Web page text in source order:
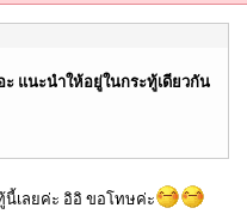
แนะนำให้อยู่ในกระทู้เดียวกัน
นี้เลยค่ะ อิอิ ขอโทษค่ะ